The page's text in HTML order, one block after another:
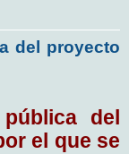
del proyecto
del
el que se